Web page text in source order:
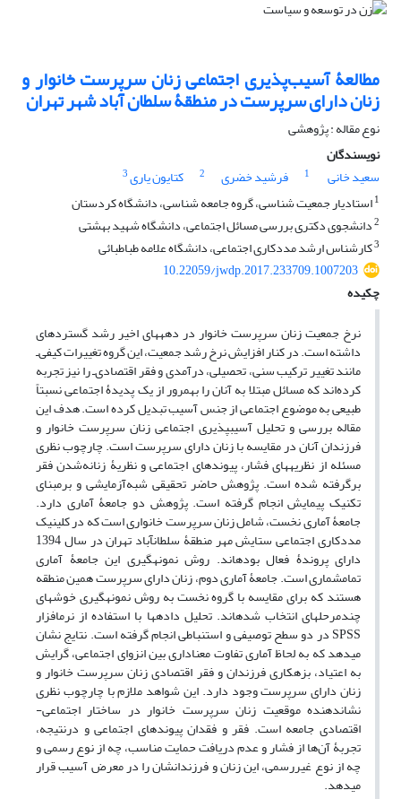
مطالعۀ آسیب‌پذیری اجتماعی زنان سرپرست ‏خانوار و
زنان دارای ‏سرپرست در منطقۀ سلطان ‏آباد شهر تهران
نوع مقاله : پژوهشی
نویسندگان
سعید خانی
1 فرشید خضری 2 کتایون یاری3
1استادیار جمعیت‏ شناسی، گروه جامعه‏ شناسی، دانشگاه کردستان
2دانشجوی دکتری بررسی مسائل اجتماعی، دانشگاه شهید بهشتی
3کارشناس ‏ارشد مددکاری اجتماعی، دانشگاه علامه طباطبائی
10.22059/jwdp.2017.233709.1007203
چکیده
نرخ جمعیت زنان سرپرست خانوار در دهه‏های اخیر رشد گسترده‏ای
داشته است. در کنار افزایش نرخ رشد جمعیت، این گروه تغییرات کیفی‌ـ
مانند تغییر ترکیب سنی، تحصیلی، درآمدی و فقر اقتصادی‌ـ را نیز تجربه
کرده‌اند که مسائل مبتلا به آنان را به‏مرور از یک پدیدۀ اجتماعی نسبتاً
طبیعی به موضوع اجتماعی از جنس آسیب تبدیل کرده است. هدف این
مقاله بررسی و تحلیل آسیب‏پذیری اجتماعی زنان سرپرست خانوار و
فرزندان آنان در مقایسه با زنان دارای سرپرست است. چارچوب نظری
مسئله از نظریه‏های فشار، پیوندهای اجتماعی و نظریۀ زنانه‌شدن فقر
برگرفته شده است. پژوهش حاضر تحقیقی شبه‌آزمایشی و بر‌مبنای
تکنیک پیمایش انجام‏ گرفته است. پژوهش دو جامعۀ آماری دارد.
جامعۀ آماری نخست، شامل زنان سرپرست خانواری است که در کلینیک
مددکاری اجتماعی ستایش مهر منطقۀ سلطان‏آباد تهران در سال 1394
دارای پروندۀ فعال بوده‏اند. روش نمونه‏گیری این جامعۀ آماری
تمام‏شماری است. جامعۀ آماری دوم، زنان دارای سرپرست همین منطقه
هستند که برای مقایسه با گروه نخست به ‏روش نمونه‏گیری خوشه‏ای
چندمرحله‏ای انتخاب شده‏اند. تحلیل داده‏ها با استفاده از نرم‏افزار
SPSS در دو سطح توصیفی و استنباطی انجام ‏گرفته است. نتایج نشان
می‏دهد که به لحاظ آماری تفاوت معناداری بین انزوای اجتماعی، گرایش
به اعتیاد، بزهکاری فرزندان و فقر اقتصادی زنان سرپرست خانوار و
زنان دارای سرپرست وجود دارد. این شواهد ملازم با چارچوب نظری
نشان‏دهنده موقعیت زنان سرپرست خانوار در ساختار اجتماعی-
اقتصادی جامعه است. فقر و فقدان پیوندهای اجتماعی و در‌نتیجه،
تجربۀ آن‌ها از فشار و عدم دریافت حمایت مناسب، چه از نوع رسمی و
چه از نوع غیررسمی، این زنان و فرزندانشان را در معرض آسیب قرار
می‏دهد.